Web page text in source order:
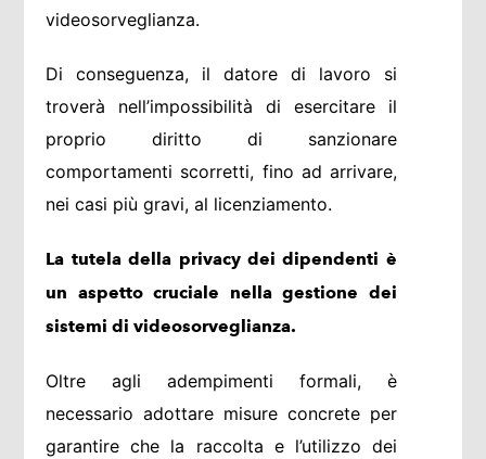
videosorveglianza.
Di conseguenza, il datore di lavoro si
troverà nell’impossibilità di esercitare il
proprio diritto di sanzionare
comportamenti scorretti, fino ad arrivare,
nei casi più gravi, al licenziamento.
La tutela della privacy dei dipendenti è
un aspetto cruciale nella gestione dei
sistemi di videosorveglianza.
Oltre agli adempimenti formali, è
necessario adottare misure concrete per
garantire che la raccolta e l’utilizzo dei